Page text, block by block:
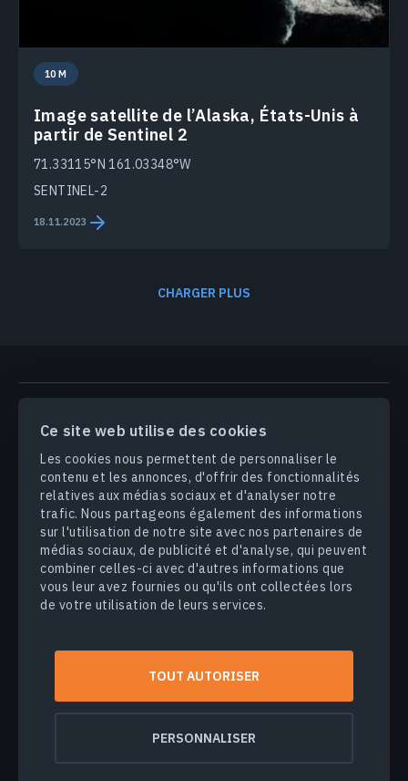
Ce site web utilise des cookies
Les cookies nous permettent de personnaliser le
contenu et les annonces, d'offrir des fonctionnalités
relatives aux médias sociaux et d'analyser notre
trafic. Nous partageons également des informations
sur l'utilisation de notre site avec nos partenaires de
médias sociaux, de publicité et d'analyse, qui peuvent
combiner celles-ci avec d'autres informations que
vous leur avez fournies ou qu'ils ont collectées lors
de votre utilisation de leurs services.
TOUT AUTORISER
PERSONNALISER
10 M
Image satellite de l’Alaska, États-Unis à
partir de Sentinel 2
71.33115°N 161.03348°W
SENTINEL-2
18.11.2023
CHARGER PLUS
INDUSTRIES
ENTREPRISE
DÉCOUVRIR
Tous droits réservés.
Conditions d'utilisation
Politique de confidentialité
Sécurité des données